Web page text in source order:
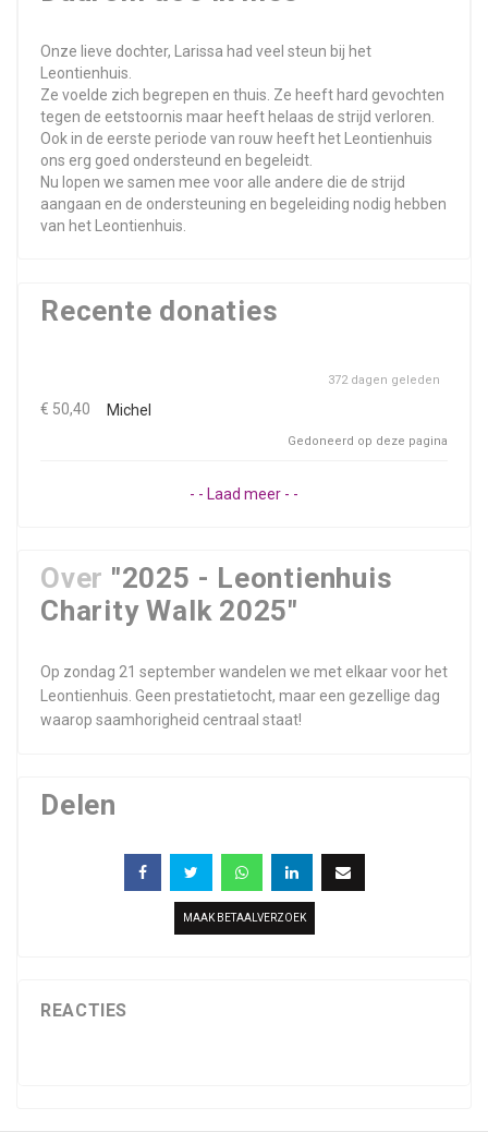
Onze lieve dochter, Larissa had veel steun bij het
Leontienhuis.
Ze voelde zich begrepen en thuis. Ze heeft hard gevochten
tegen de eetstoornis maar heeft helaas de strijd verloren.
Ook in de eerste periode van rouw heeft het Leontienhuis
ons erg goed ondersteund en begeleidt.
Nu lopen we samen mee voor alle andere die de strijd
aangaan en de ondersteuning en begeleiding nodig hebben
van het Leontienhuis.
Recente donaties
€ 50,40 Michel
372 dagen geleden
Gedoneerd op deze pagina
- - Laad meer - -
Over "2025 - Leontienhuis
Charity Walk 2025"
Op zondag 21 september wandelen we met elkaar voor het
Leontienhuis. Geen prestatietocht, maar een gezellige dag
waarop saamhorigheid centraal staat!
Delen
MAAK BETAALVERZOEK
REACTIES